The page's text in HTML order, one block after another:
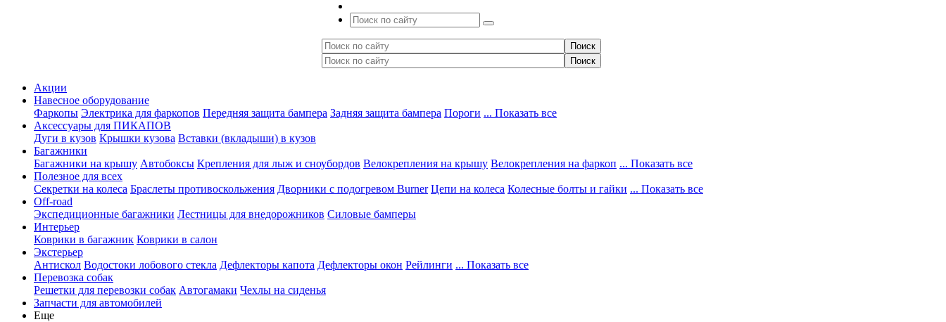
Акции
Навесное оборудование
Фаркопы Электрика для фаркопов Передняя защита бампера Задняя защита бампера Пороги ... Показать все
Аксессуары для ПИКАПОВ
Дуги в кузов Крышки кузова Вставки (вкладыши) в кузов
Багажники
Багажники на крышу Автобоксы Крепления для лыж и сноубордов Велокрепления на крышу Велокрепления на фаркоп ... Показать все
Полезное для всех
Секретки на колеса Браслеты противоскольжения Дворники с подогревом Burner Цепи на колеса Колесные болты и гайки ... Показать все
Off-road
Экспедиционные багажники Лестницы для внедорожников Силовые бамперы
Интерьер
Коврики в багажник Коврики в салон
Экстерьер
Антискол Водостоки лобового стекла Дефлекторы капота Дефлекторы окон Рейлинги ... Показать все
Перевозка собак
Решетки для перевозки собак Автогамаки Чехлы на сиденья
Запчасти для автомобилей
Еще